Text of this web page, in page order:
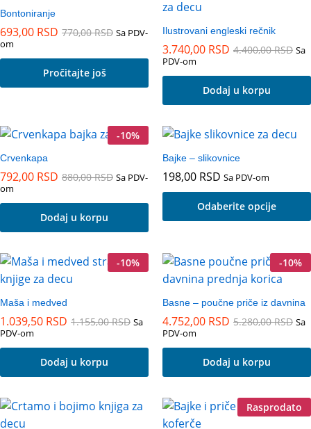
Bontoniranje
693,00 RSD 770,00RSD Sa PDV-
om
Pročitajte još
Ilustrovani engleski rečnik
3.740,00 RSD 4.400,00RSD Sa
PDV-om
Dodaj u korpu
-10%
Crvenkapa
792,00 RSD 880,00RSD Sa PDV-
om
Dodaj u korpu
Bajke – slikovnice
198,00 RSD Sa PDV-om
Odaberite opcije
ima
više
varijanti.
Opcije
mogu
biti
izabrane
stranici
proizvoda.
-10%
Maša i medved
1.039,50 RSD 1.155,00RSD Sa
PDV-om
Dodaj u korpu
-10%
Basne – poučne priče iz davnina
4.752,00 RSD 5.280,00RSD Sa
PDV-om
Dodaj u korpu
Rasprodato